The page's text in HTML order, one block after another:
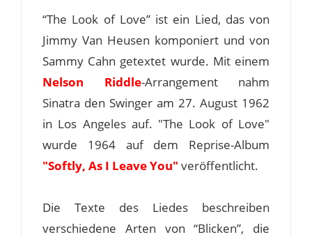
“The Look of Love” ist ein Lied, das von
Jimmy Van Heusen komponiert und von
Sammy Cahn getextet wurde. Mit einem
Nelson Riddle-Arrangement nahm
Sinatra den Swinger am 27. August 1962
in Los Angeles auf. "The Look of Love"
wurde 1964 auf dem Reprise-Album
"Softly, As I Leave You" veröffentlicht.
Die Texte des Liedes beschreiben
verschiedene Arten von “Blicken”, die